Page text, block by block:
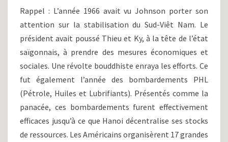
LE
CALME
AVANT
LA
TEMPÊTE
(1967)
Rappel : L’année 1966 avait vu Johnson porter son
attention sur la stabilisation du Sud-Viêt Nam. Le
président avait poussé Thieu et Ky, à la tête de l’état
saïgonnais, à prendre des mesures économiques et
sociales. Une révolte bouddhiste enraya les efforts. Ce
fut également l’année des bombardements PHL
(Pétrole, Huiles et Lubrifiants). Présentés comme la
panacée, ces bombardements furent effectivement
efficaces jusqu’à ce que Hanoi décentralise ses stocks
de ressources. Les Américains organisèrent 17 grandes